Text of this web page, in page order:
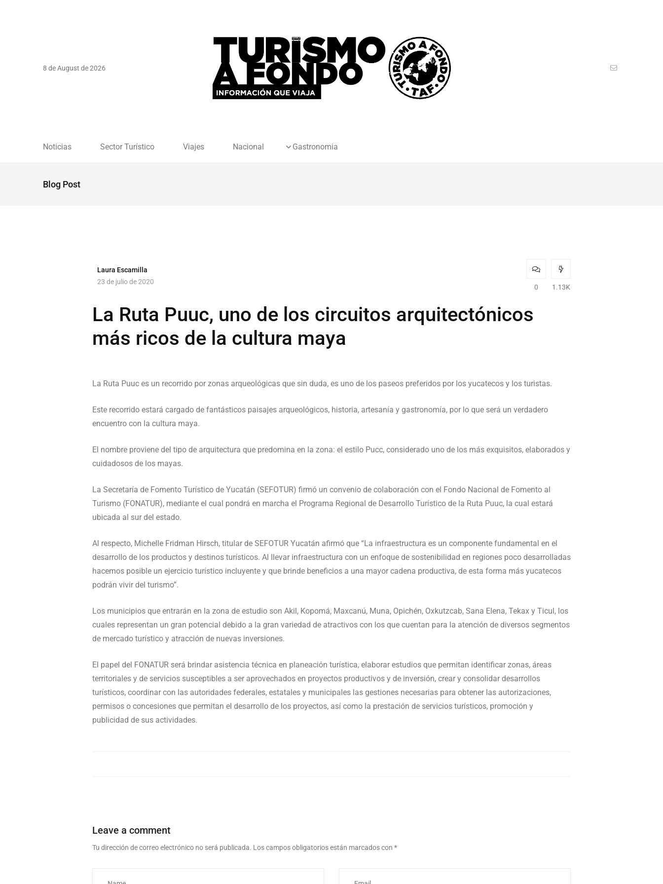
8 de August de 2026
Noticias Sector Turístico Viajes Nacional Gastronomia
Blog Post
Laura Escamilla
23 de julio de 2020
0 1.13K
La Ruta Puuc, uno de los circuitos arquitectónicos
más ricos de la cultura maya
La Ruta Puuc es un recorrido por zonas arqueológicas que sin duda, es uno de los paseos preferidos por los yucatecos y los turistas.
Este recorrido estará cargado de fantásticos paisajes arqueológicos, historia, artesanía y gastronomía, por lo que será un verdadero
encuentro con la cultura maya.
El nombre proviene del tipo de arquitectura que predomina en la zona: el estilo Pucc, considerado uno de los más exquisitos, elaborados y
cuidadosos de los mayas.
La Secretaría de Fomento Turístico de Yucatán (SEFOTUR) firmó un convenio de colaboración con el Fondo Nacional de Fomento al
Turismo (FONATUR), mediante el cual pondrá en marcha el Programa Regional de Desarrollo Turístico de la Ruta Puuc, la cual estará
ubicada al sur del estado.
Al respecto, Michelle Fridman Hirsch, titular de SEFOTUR Yucatán afirmó que “La infraestructura es un componente fundamental en el
desarrollo de los productos y destinos turísticos. Al llevar infraestructura con un enfoque de sostenibilidad en regiones poco desarrolladas
hacemos posible un ejercicio turístico incluyente y que brinde beneficios a una mayor cadena productiva, de esta forma más yucatecos
podrán vivir del turismo”.
Los municipios que entrarán en la zona de estudio son Akil, Kopomá, Maxcanú, Muna, Opichén, Oxkutzcab, Sana Elena, Tekax y Ticul, los
cuales representan un gran potencial debido a la gran variedad de atractivos con los que cuentan para la atención de diversos segmentos
de mercado turístico y atracción de nuevas inversiones.
El papel del FONATUR será brindar asistencia técnica en planeación turística, elaborar estudios que permitan identificar zonas, áreas
territoriales y de servicios susceptibles a ser aprovechados en proyectos productivos y de inversión, crear y consolidar desarrollos
turísticos, coordinar con las autoridades federales, estatales y municipales las gestiones necesarias para obtener las autorizaciones,
permisos o concesiones que permitan el desarrollo de los proyectos, así como la prestación de servicios turísticos, promoción y
publicidad de sus actividades.
Leave a comment
Tu dirección de correo electrónico no será publicada. Los campos obligatorios están marcados con *